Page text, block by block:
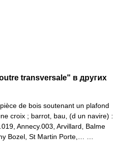
transversale" в других
de bois soutenant un plafond
croix ; barrot, bau, (d un navire) :
Annecy.003, Arvillard, Balme
Bozel, St Martin Porte,… …